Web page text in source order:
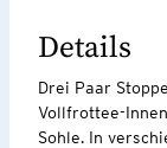
Details
Drei Paar
Vollfrottee-
Sohle. In